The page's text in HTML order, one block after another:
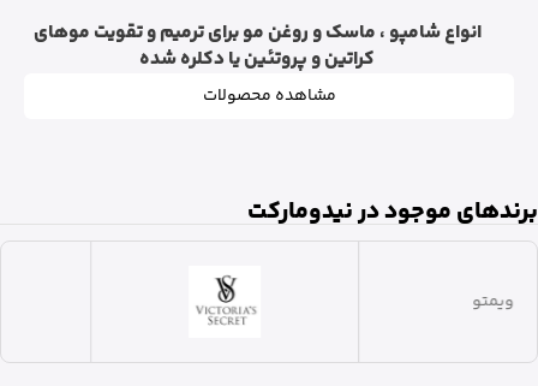
انواع شامپو ، ماسک و روغن مو برای ترمیم و تقویت موهای
کراتین و پروتئین یا دکلره شده
مشاهده محصولات
برندهای موجود در نیدومارکت